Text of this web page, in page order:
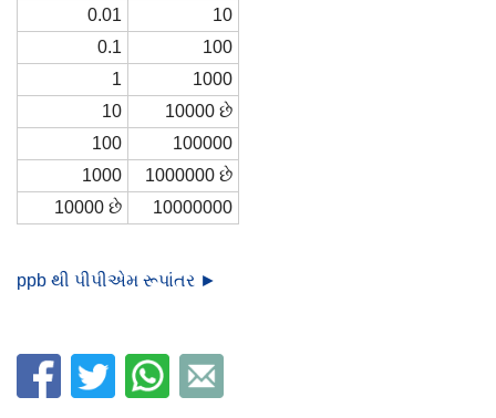
0.01
10
0.1
100
1
1000
10
10000 છે
100
100000
1000
1000000 છે
10000 છે
10000000
ppb થી પીપીએમ રૂપાંતર ►